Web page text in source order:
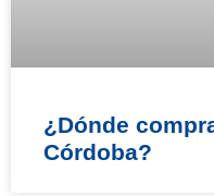
¿Dónde
Córdoba?